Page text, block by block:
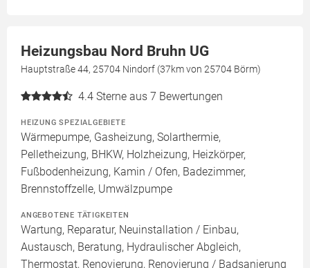
Heizungsbau Nord Bruhn UG
Hauptstraße 44, 25704 Nindorf (37km von 25704 Börm)
4.4 Sterne aus 7 Bewertungen
HEIZUNG SPEZIALGEBIETE
Wärmepumpe, Gasheizung, Solarthermie,
Pelletheizung, BHKW, Holzheizung, Heizkörper,
Fußbodenheizung, Kamin / Ofen, Badezimmer,
Brennstoffzelle, Umwälzpumpe
ANGEBOTENE TÄTIGKEITEN
Wartung, Reparatur, Neuinstallation / Einbau,
Austausch, Beratung, Hydraulischer Abgleich,
Thermostat, Renovierung, Renovierung / Badsanierung